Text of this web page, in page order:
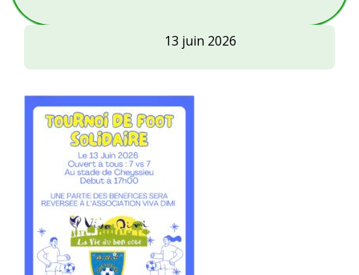
ASC
Tournoi
de
foot
solidaire
13 juin 2026